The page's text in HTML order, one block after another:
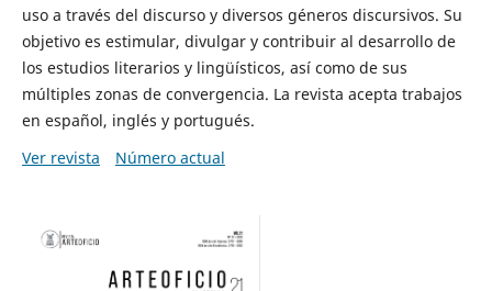
uso a través del discurso y diversos géneros discursivos. Su
objetivo es estimular, divulgar y contribuir al desarrollo de
los estudios literarios y lingüísticos, así como de sus
múltiples zonas de convergencia. La revista acepta trabajos
en español, inglés y portugués.
Ver revista
Número actual